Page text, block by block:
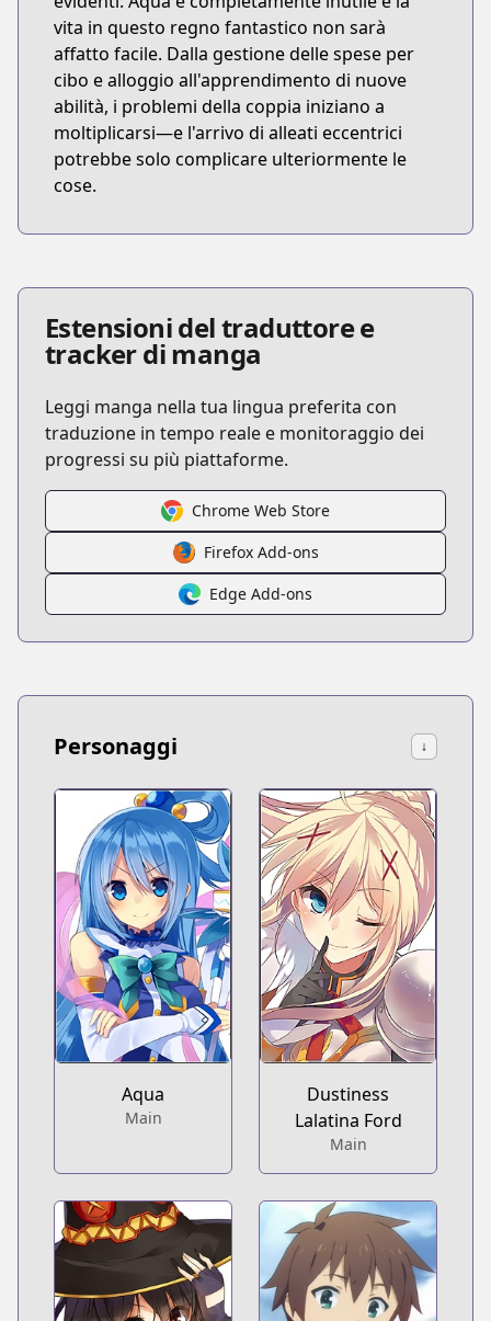
vita in questo regno fantastico non sarà
affatto facile. Dalla gestione delle spese per
cibo e alloggio all'apprendimento di nuove
abilità, i problemi della coppia iniziano a
moltiplicarsi—e l'arrivo di alleati eccentrici
potrebbe solo complicare ulteriormente le
cose.
Estensioni del traduttore e
tracker di manga
Leggi manga nella tua lingua preferita con
traduzione in tempo reale e monitoraggio dei
progressi su più piattaforme.
Chrome Web Store
Firefox Add-ons
Edge Add-ons
Personaggi ↓
Aqua
Main
Dustiness
Lalatina Ford
Main